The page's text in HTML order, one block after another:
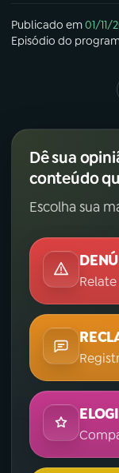
Publicado em01/11/
Episódio do
Dê sua
conteúdo
Escolha sua